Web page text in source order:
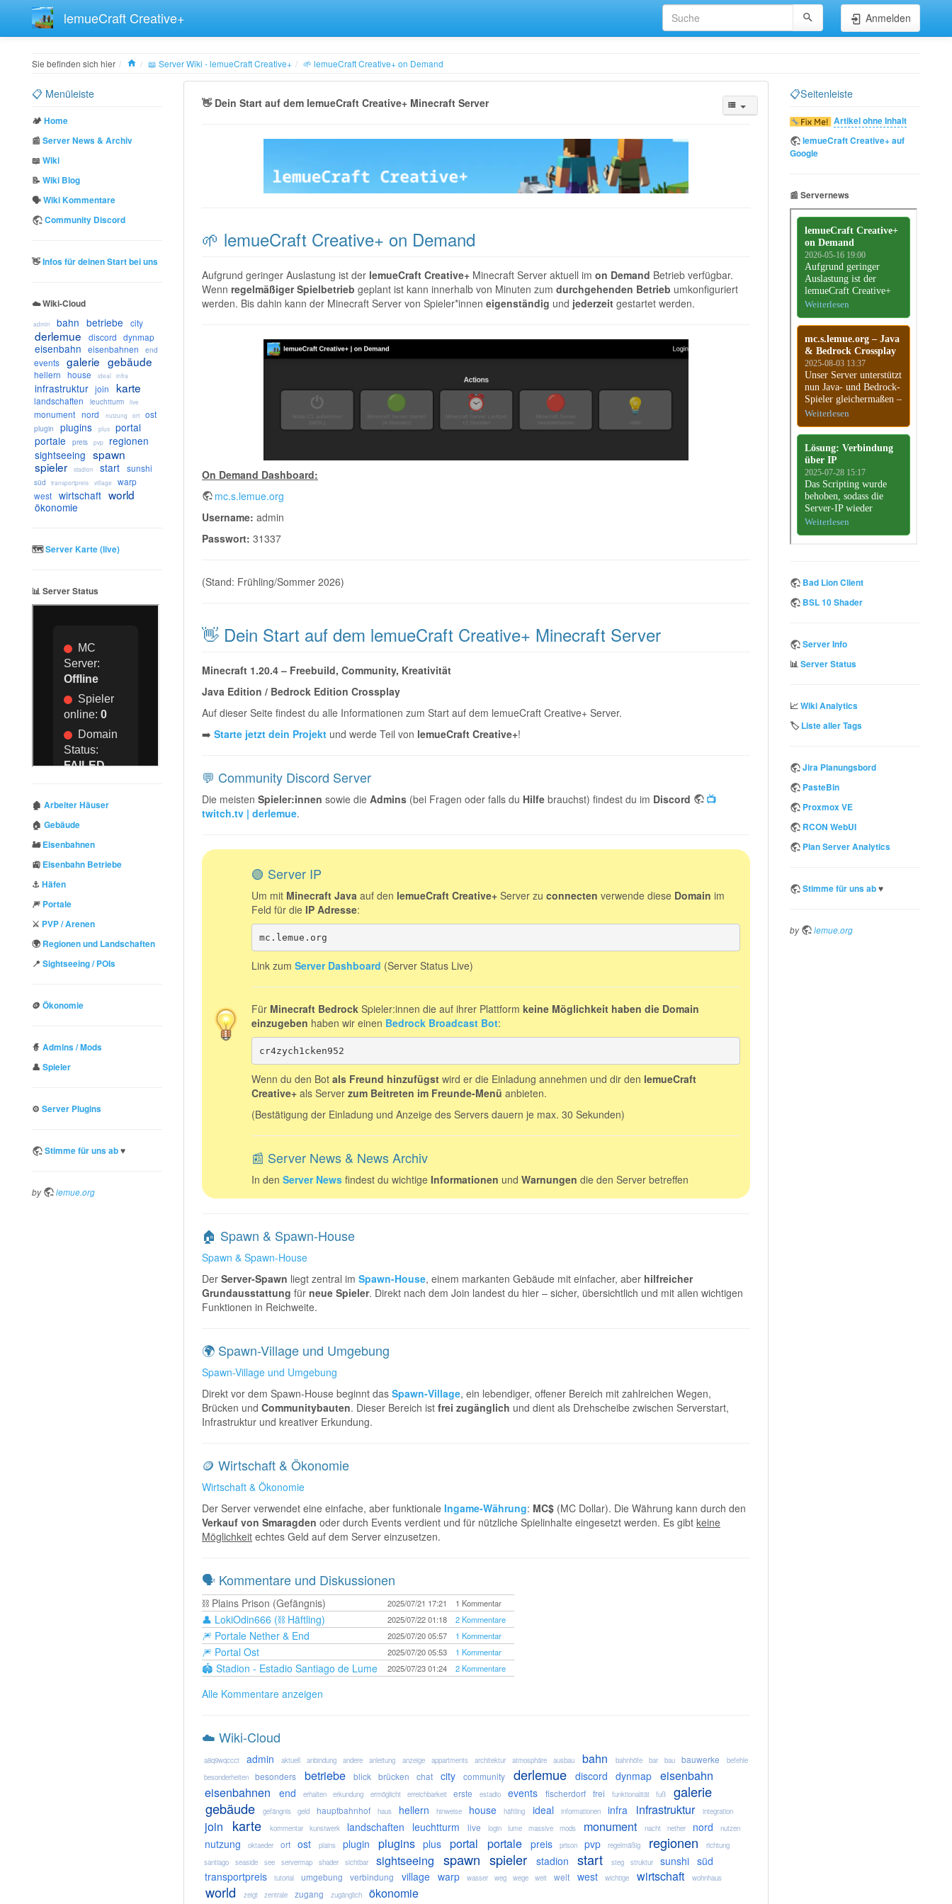
lemueCraft Creative+ Anmelden
Sie befinden sich hier Home
📖 Server Wiki - lemueCraft Creative+ 🌱 lemueCraft Creative+ on Demand
📋 Menüleiste
🏕️ Home
📰 Server News & Archiv
📖 Wiki
📝 Wiki Blog
🗣️Wiki Kommentare
Community Discord
👋Infos für deinen Start bei uns
☁️ Wiki-Cloud
admin bahn betriebe city
derlemue discord dynmap
eisenbahn eisenbahnen end
events galerie gebäude
hellern house ideal infra
infrastruktur join karte
landschaften leuchtturm live
monument nord nutzung ort ost
plugin plugins plus
portal
portale
preis pvp
regionen
sightseeing spawn
spieler
stadion start sunshi
süd transportpreis village
warp
west wirtschaft world
ökonomie
🗺️Server Karte (live)
📊 Server Status
🏚️ Arbeiter Häuser
🏠 Gebäude
🚂Eisenbahnen
🚉 Eisenbahn Betriebe
⚓ Häfen
🎆 Portale
⚔️ PVP / Arenen
🌍 Regionen und Landschaften
📍 Sightseeing / POIs
🪙 Ökonomie
🧙 Admins / Mods
👤 Spieler
⚙️ Server Plugins
Stimme für uns ab♥️
by lemue.org
👋 Dein Start auf dem lemueCraft Creative+ Minecraft Server
🌱 lemueCraft Creative+ on Demand
Aufgrund geringer Auslastung ist der lemueCraft Creative+ Minecraft Server aktuell im on Demand Betrieb verfügbar.
Wenn regelmäßiger Spielbetrieb geplant ist kann innerhalb von Minuten zum durchgehenden Betrieb umkonfiguriert
werden. Bis dahin kann der Minecraft Server von Spieler*innen eigenständig und jederzeit gestartet werden.
On Demand Dashboard:
mc.s.lemue.org
Username: admin
Passwort: 31337
(Stand: Frühling/Sommer 2026)
👋 Dein Start auf dem lemueCraft Creative+ Minecraft Server
Minecraft 1.20.4 – Freebuild, Community, Kreativität
Java Edition / Bedrock Edition Crossplay
Auf dieser Seite findest du alle Informationen zum Start auf dem lemueCraft Creative+ Server.
➡️ Starte jetzt dein Projekt und werde Teil von lemueCraft Creative+!
💬 Community Discord Server
Die meisten Spieler:innen sowie die Admins (bei Fragen oder falls du Hilfe brauchst) findest du im Discord
📺
twitch.tv | derlemue.
🟢 Server IP
Um mit Minecraft Java auf den lemueCraft Creative+ Server zu connecten verwende diese Domain im
Feld für die IP Adresse:
mc.lemue.org
Link zum Server Dashboard (Server Status Live)
Für Minecraft Bedrock Spieler:innen die auf ihrer Plattform keine Möglichkeit haben die Domain
einzugeben haben wir einen Bedrock Broadcast Bot:
cr4zych1cken952
Wenn du den Bot als Freund hinzufügst wird er die Einladung annehmen und dir den lemueCraft
Creative+ als Server zum Beitreten im Freunde-Menü anbieten.
(Bestätigung der Einladung und Anzeige des Servers dauern je max. 30 Sekunden)
📰 Server News & News Archiv
In den Server News findest du wichtige Informationen und Warnungen die den Server betreffen
🏠 Spawn & Spawn-House
Spawn & Spawn-House
Der Server-Spawn liegt zentral im Spawn-House, einem markanten Gebäude mit einfacher, aber hilfreicher
Grundausstattung für neue Spieler. Direkt nach dem Join landest du hier – sicher, übersichtlich und mit allen wichtigen
Funktionen in Reichweite.
🌍 Spawn-Village und Umgebung
Spawn-Village und Umgebung
Direkt vor dem Spawn-House beginnt das Spawn-Village, ein lebendiger, offener Bereich mit zahlreichen Wegen,
Brücken und Communitybauten. Dieser Bereich ist frei zugänglich und dient als Drehscheibe zwischen Serverstart,
Infrastruktur und kreativer Erkundung.
🪙 Wirtschaft & Ökonomie
Wirtschaft & Ökonomie
Der Server verwendet eine einfache, aber funktionale Ingame-Währung: MC$ (MC Dollar). Die Währung kann durch den
Verkauf von Smaragden oder durch Events verdient und für nützliche Spielinhalte eingesetzt werden. Es gibt keine
Möglichkeit echtes Geld auf dem Server einzusetzen.
🗣️ Kommentare und Diskussionen
⛓️ Plains Prison (Gefängnis) 2025/07/21 17:21 1 Kommentar
👤 LokiOdin666 (⛓️ Häftling) 2025/07/22 01:18 2 Kommentare
🎆 Portale Nether & End 2025/07/20 05:57 1 Kommentar
🎆 Portal Ost 2025/07/20 05:53 1 Kommentar
🏟️ Stadion - Estadio Santiago de Lume 2025/07/23 01:24 2 Kommentare
Alle Kommentare anzeigen
☁️ Wiki-Cloud
a8q9wqccct admin aktuell anbindung andere anleitung anzeige appartments architektur atmosphäre ausbau bahn bahnhöfe bar bau bauwerke
befehle
besonderheiten
besonders betriebe blick brücken chat city community derlemue discord dynmap
eisenbahn
eisenbahnen
end erhalten erkundung ermöglicht erreichbarkeit erste estadio events fischerdorf frei funktionalität fuß
galerie
gebäude
gefängnis geld hauptbahnhof haus hellern hinweise house häftling ideal informationen infra infrastruktur integration
join karte kommentar kunstwerk landschaften leuchtturm live login lume massive mods monument nacht nether nord nutzen
nutzung oktaeder ort ost plains plugin plugins plus portal portale preis prison pvp regelmäßig regionen
richtung
santiago
seaside see servermap shader sichtbar sightseeing spawn spieler stadion start steg struktur sunshi süd
transportpreis
tutorial umgebung verbindung village warp wasser weg wege weit welt west wichtige wirtschaft wohnhaus
world zeigt zentrale zugang zugänglich ökonomie
📋Seitenleiste
Artikel ohne Inhalt
lemueCraft Creative+ auf
Google
📰 Servernews
Bad Lion Client
BSL 10 Shader
Server Info
📊Server Status
📈Wiki Analytics
🏷️ Liste aller Tags
Jira Planungsbord
PasteBin
Proxmox VE
RCON WebUI
Plan Server Analytics
Stimme für uns ab♥️
by lemue.org